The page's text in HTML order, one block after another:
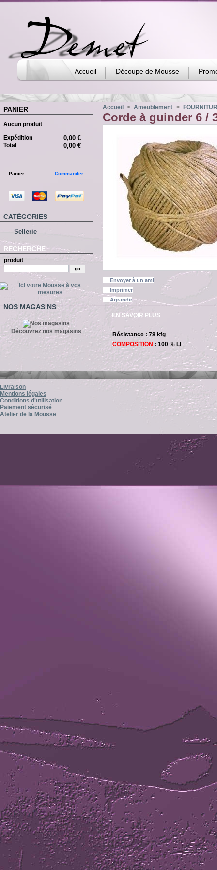
Accueil Découpe de Mousse
PANIER
Aucun produit
Expédition
0,00 €
Total 0,00 €
Panier Commander
CATÉGORIES
Sellerie
RECHERCHE
produit
NOS MAGASINS
Découvrez nos magasins
Accueil > Ameublement >
Corde à guinder 6 /
Envoyer à un ami
Imprimer
Agrandir
EN SAVOIR PLUS
Résistance : 78 kfg
COMPOSITION : 100 % LI
Livraison
Mentions légales
Conditions d'utilisation
Paiement sécurisé
Atelier de la Mousse